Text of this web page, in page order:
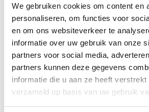
We gebruiken cookies om content en
personaliseren, om functies voor
en om ons websiteverkeer te
informatie over uw gebruik van onze
partners voor social media,
partners kunnen deze gegevens
informatie die u aan ze heeft verstrekt
verzameld op basis van uw gebruik
De kwaliteit van de camera is
beveiliging te waarborgen. Kies voor
camera met een hoge resolutie,
zien met een hoge kwaliteit en
Ook is het belangrijk om te kiezen
zowel overdag als ’s nachts
goed werkt, zodat u te allen tijde